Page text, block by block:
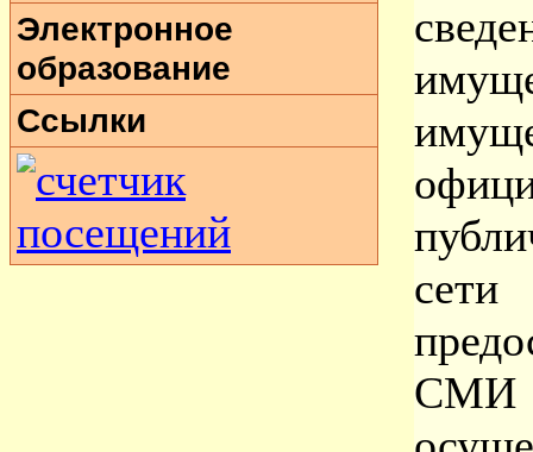
Электронное
образование
Ссылки
СМИ